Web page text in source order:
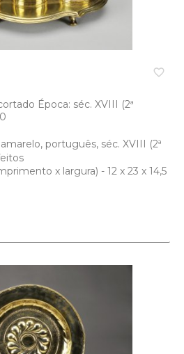
favorite_border
Época: séc. XVIII (2ª
português, séc. XVIII (2ª
x largura) - 12 x 23 x 14,5